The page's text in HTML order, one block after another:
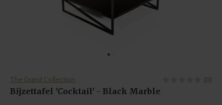
The Grand Collection (0)
Bijzettafel 'Cocktail' - Black Marble